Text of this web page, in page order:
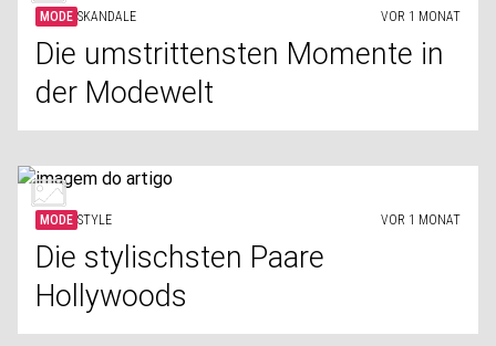
MODE SKANDALE VOR 1 MONAT
Die umstrittensten Momente in
der Modewelt
MODE STYLE VOR 1 MONAT
Die stylischsten Paare
Hollywoods